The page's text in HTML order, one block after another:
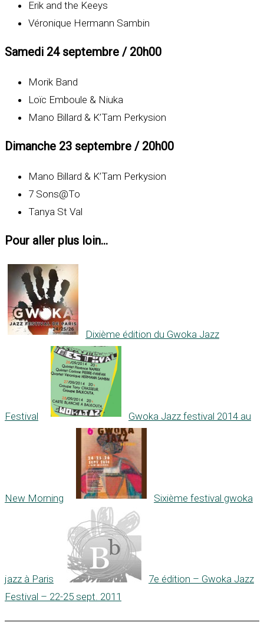
Erik and the Keeys
Véronique Hermann Sambin
Samedi 24 septembre / 20h00
Morik Band
Loïc Emboule & Niuka
Mano Billard & K’Tam Perkysion
Dimanche 23 septembre / 20h00
Mano Billard & K’Tam Perkysion
7 Sons@To
Tanya St Val
Pour aller plus loin...
Dixième édition du Gwoka Jazz
Festival Gwoka Jazz festival 2014 au
New Morning Sixième festival gwoka
jazz à Paris
7e édition – Gwoka Jazz
Festival – 22-25 sept. 2011